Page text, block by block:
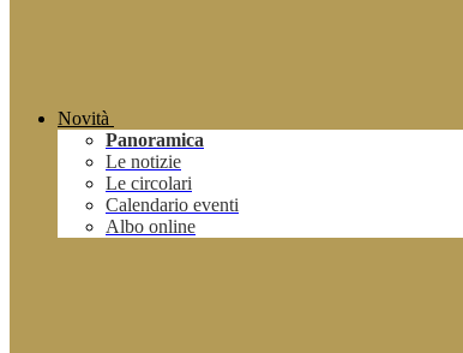
Novità
Panoramica
Le notizie
Le circolari
Calendario eventi
Albo online